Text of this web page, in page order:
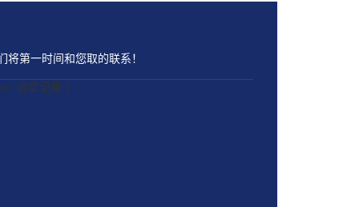
将第一时间和您取的联系！
询盘记录"]